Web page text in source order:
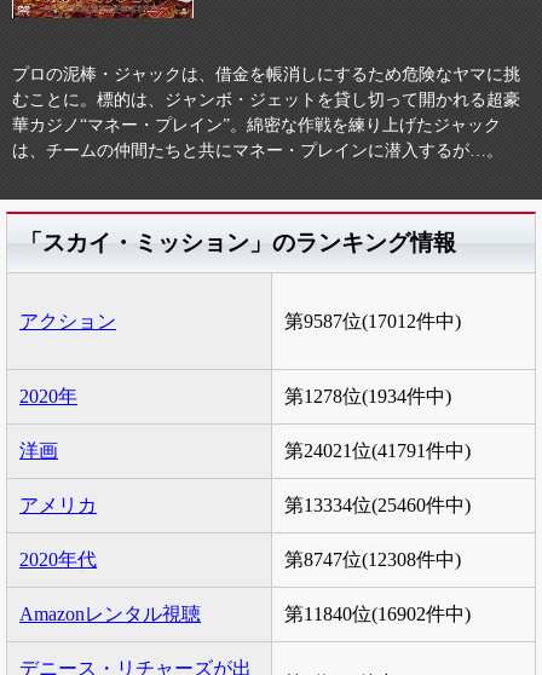
プロの泥棒・ジャックは、借金を帳消しにするため危険なヤマに挑
むことに。標的は、ジャンボ・ジェットを貸し切って開かれる超豪
華カジノ“マネー・プレイン”。綿密な作戦を練り上げたジャック
は、チームの仲間たちと共にマネー・プレインに潜入するが…。
「スカイ・ミッション」のランキング情報
アクション 第9587位(17012件中)
2020年 第1278位(1934件中)
洋画 第24021位(41791件中)
アメリカ 第13334位(25460件中)
2020年代 第8747位(12308件中)
Amazonレンタル視聴 第11840位(16902件中)
デニース・リチャーズが出